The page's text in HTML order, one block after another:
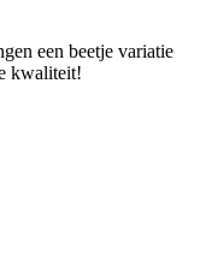
een beetje variatie
kwaliteit!